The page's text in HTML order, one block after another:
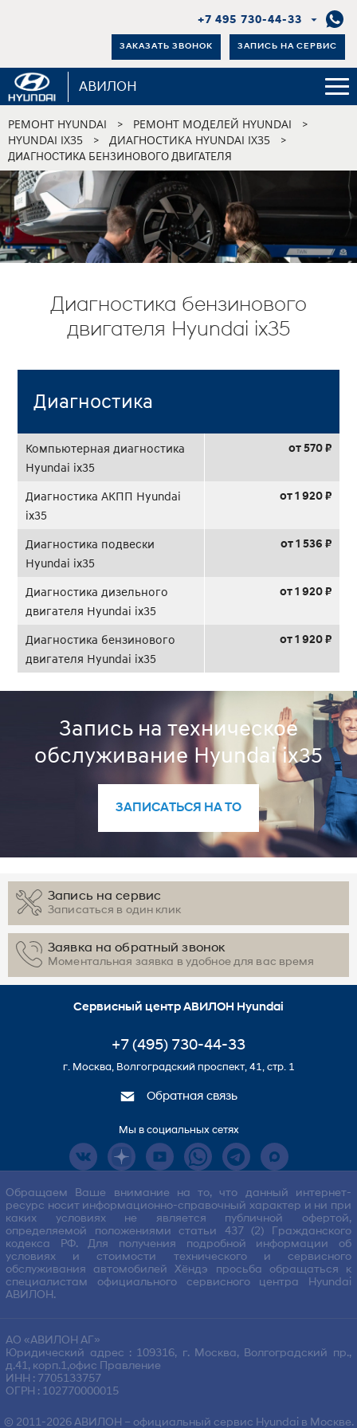
+7 495 730-44-33
ЗАКАЗАТЬ ЗВОНОК ЗАПИСЬ НА СЕРВИС
АВИЛОН
РЕМОНТ HYUNDAI > РЕМОНТ МОДЕЛЕЙ HYUNDAI >
HYUNDAI IX35 > ДИАГНОСТИКА HYUNDAI IX35 >
ДИАГНОСТИКА БЕНЗИНОВОГО ДВИГАТЕЛЯ
Диагностика бензинового
двигателя Hyundai ix35
Диагностика
Компьютерная диагностика
Hyundai ix35
от 570 ₽
Диагностика АКПП Hyundai
ix35
от 1 920 ₽
Диагностика подвески
Hyundai ix35
от 1 536 ₽
Диагностика дизельного
двигателя Hyundai ix35
от 1 920 ₽
Диагностика бензинового
двигателя Hyundai ix35
от 1 920 ₽
Запись на техническое
обслуживание Hyundai ix35
ЗАПИСАТЬСЯ НА ТО
Запись на сервис
Записаться в один клик
Заявка на обратный звонок
Моментальная заявка в удобное для вас время
Сервисный центр АВИЛОН Hyundai
+7 (495) 730-44-33
г. Москва, Волгоградский проспект, 41, стр. 1
Обратная связь
Мы в социальных сетях
Обращаем Ваше внимание на то, что данный интернет-
ресурс носит информационно-справочный характер и ни при
каких условиях не является публичной офертой,
определяемой положениями статьи 437 (2) Гражданского
кодекса РФ. Для получения подробной информации об
условиях и стоимости технического и сервисного
обслуживания автомобилей Хёндэ просьба обращаться к
специалистам официального сервисного центра Hyundai
АВИЛОН.
АО «АВИЛОН АГ»
Юридический адрес : 109316, г. Москва, Волгоградский пр.,
д.41, корп.1,офис Правление
ИНН : 7705133757
ОГРН : 102770000015
© 2011-2026 АВИЛОН – официальный сервис Hyundai в Москве.